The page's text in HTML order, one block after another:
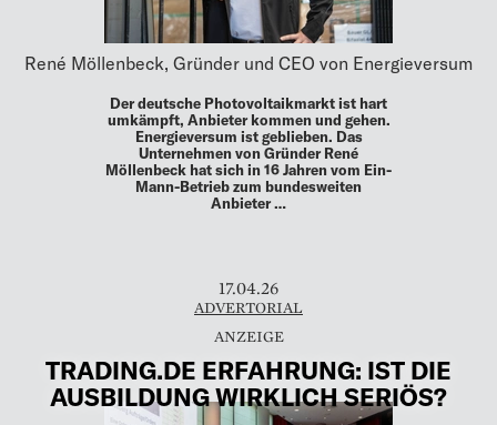
René Möllenbeck, Gründer und CEO von Energieversum
Der deutsche Photovoltaikmarkt ist hart
umkämpft, Anbieter kommen und gehen.
Energieversum ist geblieben. Das
Unternehmen von Gründer René
Möllenbeck hat sich in 16 Jahren vom Ein-
Mann-Betrieb zum bundesweiten
Anbieter …
17.04.26
ADVERTORIAL
TRADING.DE ERFAHRUNG: IST DIE
AUSBILDUNG WIRKLICH SERIÖS?